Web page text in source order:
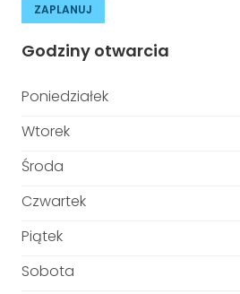
ZAPLANUJ
Godziny otwarcia
Poniedziałek
Wtorek
Środa
Czwartek
Piątek
Sobota